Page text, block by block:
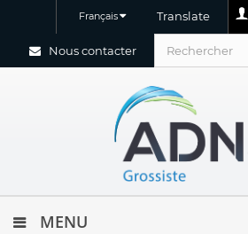
Translate
Français
Nous contacter
MENU